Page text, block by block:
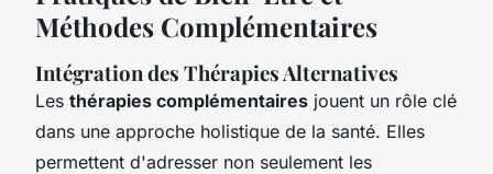
Méthodes Complémentaires
Intégration des Thérapies Alternatives
Les thérapies complémentaires jouent un rôle clé
dans une approche holistique de la santé. Elles
permettent d'adresser non seulement les